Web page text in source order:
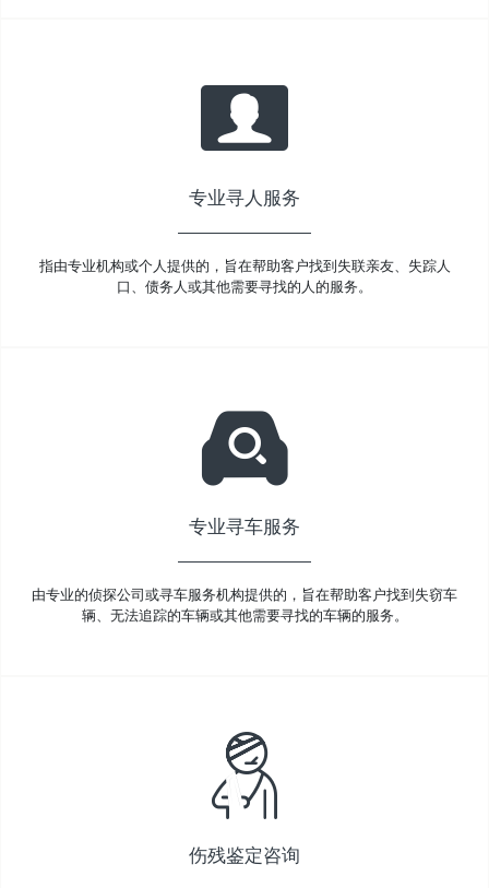
专业寻人服务
指由专业机构或个人提供的，旨在帮助客户找到失联亲友、失踪人
口、债务人或其他需要寻找的人的服务。
专业寻车服务
由专业的侦探公司或寻车服务机构提供的，旨在帮助客户找到失窃车
辆、无法追踪的车辆或其他需要寻找的车辆的服务。
伤残鉴定咨询